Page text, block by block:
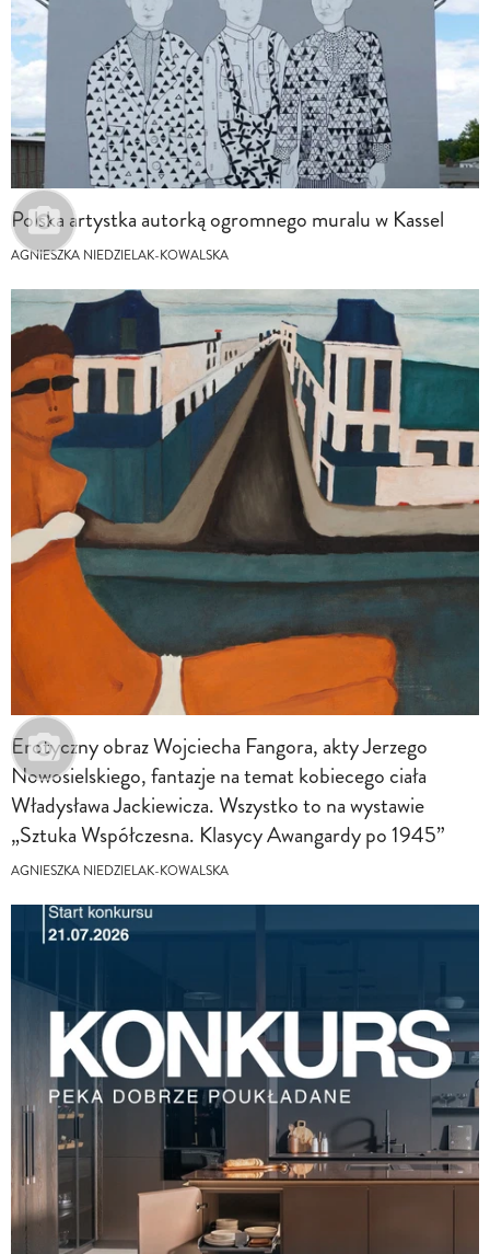
Polska artystka autorką ogromnego muralu w Kassel
AGNIESZKA NIEDZIELAK-KOWALSKA
Erotyczny obraz Wojciecha Fangora, akty Jerzego
Nowosielskiego, fantazje na temat kobiecego ciała
Władysława Jackiewicza. Wszystko to na wystawie
„Sztuka Współczesna. Klasycy Awangardy po 1945”
AGNIESZKA NIEDZIELAK-KOWALSKA